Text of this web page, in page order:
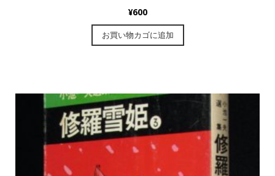
¥600
お買い物カゴに追加